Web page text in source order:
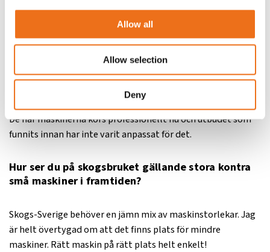
Allow all
Allow selection
Deny
skogsmaskiner?
Marknaden för mindre maskiner har ökat kraftigt de senaste
åren. Vi erbjuder åttahjuliga maskiner som ger ett lågt
marktryck och stor dragförmåga. Personligen tror jag att
många har inväntat att se var det ska ta vägen. Nu ser man
att det inte är en tillfällighet med mindre maskiner i skogen.
De här maskinerna körs professionellt nu och utbudet som
funnits innan har inte varit anpassat för det.
Hur ser du på skogsbruket gällande stora kontra
små maskiner i framtiden?
Skogs-Sverige behöver en jämn mix av maskinstorlekar. Jag
är helt övertygad om att det finns plats för mindre
maskiner. Rätt maskin på rätt plats helt enkelt!